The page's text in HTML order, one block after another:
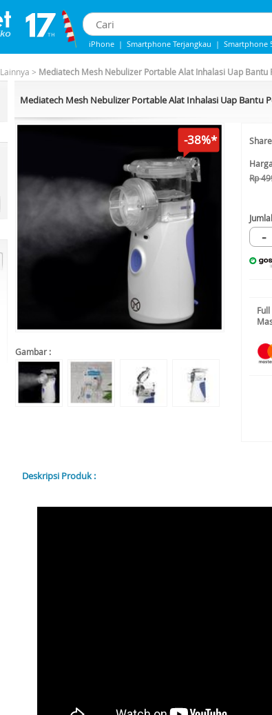
iPhone | Smartphone Terjangkau | Smartphone
Lainnya > Mediatech Mesh Nebulizer Portable Alat Inhalasi Uap
Mediatech Mesh Nebulizer Portable Alat Inhalasi Uap Bantu
-38%*
Gambar :
Rp
-
Deskripsi Produk :